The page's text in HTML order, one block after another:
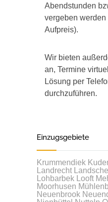
Abendstunden
vergeben werden
Aufpreis).
Wir bieten
an, Termine
Lösung per
durchzuführen.
Einzugsgebiete
Krummendiek
Landrecht
Lohbarbek
Looft
Moorhusen
Neuenbrook